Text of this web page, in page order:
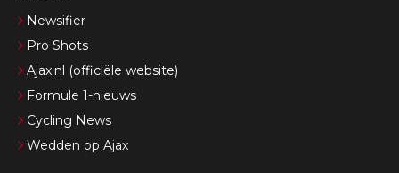
Newsifier
Pro Shots
Ajax.nl (officiële website)
Formule 1-nieuws
Cycling News
Wedden op Ajax